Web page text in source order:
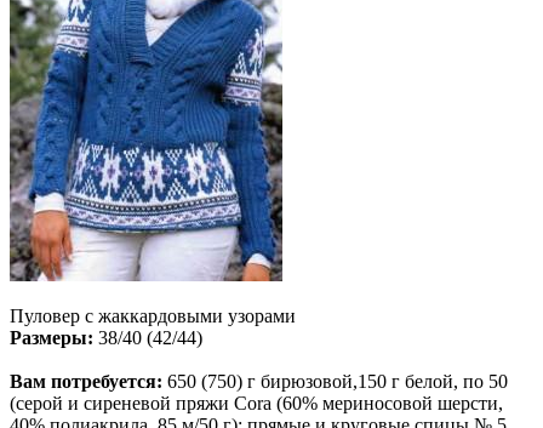
Пуловер с жаккардовыми узорами
Размеры: 38/40 (42/44)
Вам потребуется: 650 (750) г бирюзовой,150 г белой, по 50
(серой и сиреневой пряжи Cora (60% мериносовой шерсти,